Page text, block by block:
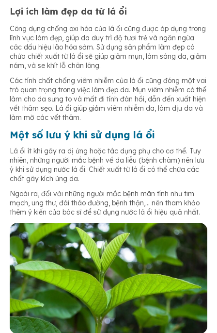
Lợi ích làm đẹp da từ lá ổi
Công dụng chống oxi hóa của lá ổi cũng được áp dụng trong
lĩnh vực làm đẹp, giúp da duy trì độ tươi trẻ và ngăn ngừa
các dấu hiệu lão hóa sớm. Sử dụng sản phẩm làm đẹp có
chứa chiết xuất từ lá ổi sẽ giúp giảm mụn, làm sáng da, giảm
nám, và se khít lỗ chân lông.
Các tính chất chống viêm nhiễm của lá ổi cũng đóng một vai
trò quan trọng trong việc làm đẹp da. Mụn viêm nhiễm có thể
làm cho da sưng to và mất đi tính đàn hồi, dẫn đến xuất hiện
vết thâm sẹo. Lá ổi giúp giảm viêm nhiễm da, làm dịu da và
làm mờ các vết thâm.
Một số lưu ý khi sử dụng lá ổi
Lá ổi ít khi gây ra dị ứng hoặc tác dụng phụ cho cơ thể. Tuy
nhiên, những người mắc bệnh về da liễu (bệnh chàm) nên lưu
ý khi sử dụng nước lá ổi. Chiết xuất từ lá ổi có thể chứa các
chất gây kích ứng da.
Ngoài ra, đối với những người mắc bệnh mãn tính như tim
mạch, ung thư, đái tháo đường, bệnh thận,… nên tham khảo
thêm ý kiến của bác sĩ để sử dụng nước lá ổi hiệu quả nhất.